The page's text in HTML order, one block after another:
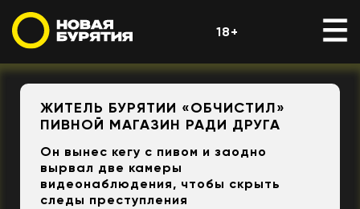
18+
ЖИТЕЛЬ БУРЯТИИ «ОБЧИСТИЛ»
ПИВНОЙ МАГАЗИН РАДИ ДРУГА
Он вынес кегу с пивом и заодно
вырвал две камеры
видеонаблюдения, чтобы скрыть
следы преступления